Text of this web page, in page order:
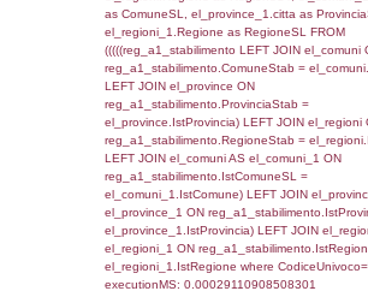
WHERE `userlevelid` = -
0.00024700164794922
sql: SELECT
`userlevelpermissions`
executionMS:
sql: SELECT
localita, el_prov.citta AS
n.FileNotificaZip,